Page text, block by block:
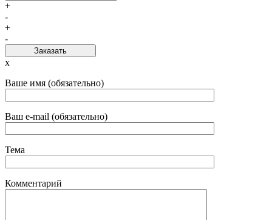
+
-
+
-
Заказать
x
Ваше имя (обязательно)
Ваш e-mail (обязательно)
Тема
Комментарий